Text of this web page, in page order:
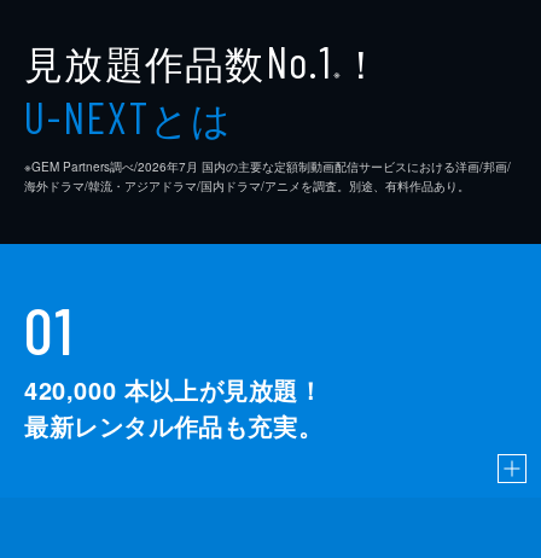
見放題作品数No.1 ※ ！
U-NEXTとは
※GEM Partners調べ/2026年7⽉ 国内の主要な定額制動画配信サービスにおける洋画/邦画/
海外ドラマ/韓流・アジアドラマ/国内ドラマ/アニメを調査。別途、有料作品あり。
01
420,000 本以上が見放題！
最新レンタル作品も充実。